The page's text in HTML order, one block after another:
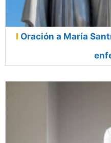
Oración a María